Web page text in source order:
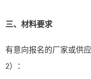
三、材料要求
有意向报名的厂家或供
2）：